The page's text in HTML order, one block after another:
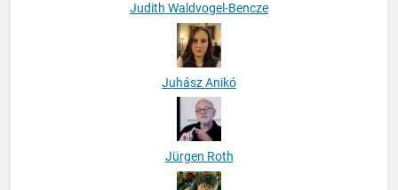
Judith Waldvogel-Bencze
Juhász Anikó
Jürgen Roth